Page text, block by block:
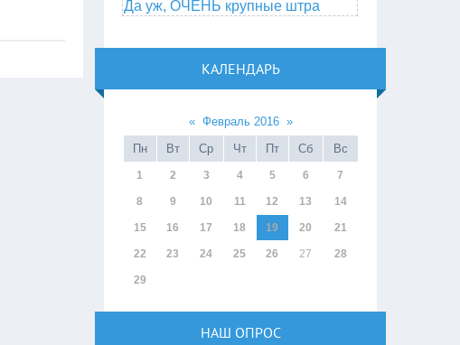
Да уж, ОЧЕНЬ крупные штра
КАЛЕНДАРЬ
« Февраль 2016 »
Пн
Вт Ср Чт Пт Сб Вс
1 2 3 4 5 6 7
8 9 10 11 12 13 14
15 16 17 18 19 20 21
22 23 24 25 26 27 28
29
НАШ ОПРОС